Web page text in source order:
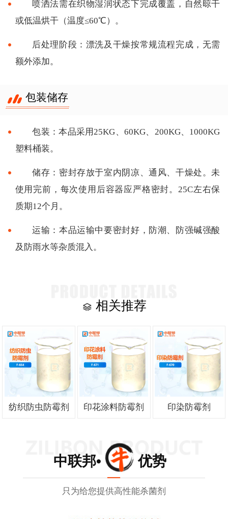
喷洒法需在织物湿润状态下完成覆盖，自然晾干
或低温烘干（温度≤60℃）。
后处理阶段：漂洗及干燥按常规流程完成，无需
额外添加。
包装储存
包装：本品采用25KG、60KG、200KG、1000KG
塑料桶装。
储存：密封存放于室内阴凉、通风、干燥处。未
使用完前，每次使用后容器应严格密封。25C左右保
质期12个月。
运输：本品运输中要密封好，防潮、防强碱强酸
及防雨水等杂质混入。
相关推荐
纺织防虫防霉剂 印花涂料防霉剂 印染防霉剂
中联邦• 优势
只为给您提供高性能杀菌剂